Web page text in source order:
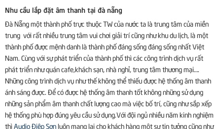
Nhu cầu lắp đặt âm thanh tại đà nẵng
Đà Nẵng một thành phố trực thuộc TW của nước ta là trung tâm của miền
trung với rất nhiều trung tâm vui chơi giải trí cũng như khu du lịch, là một
thành phố được mệnh danh là thành phố đáng sống đáng sống nhất Việt
Nam. Cùng với sự phát triển của thành phố thì các công trình dịch vụ rất
phát triển như quán cafe,khách sạn, nhà nghỉ, trung tâm thương mại….
Những công trình dịch vụ như thế không thể thiếu được hệ thống âm thanh
ánh sáng được. Để có được hệ thống âm thanh tốt không những sử dụng
những sản phẩm âm thanh chất lượng cao mà việc bố trí, cũng như sắp xếp
hệ thống phù hợp đúng yêu cầu sử dụng.Với đội ngủ nhiều năm kinh nghiệm
thì Audio Điệp Sơnluôn mang lại cho khách hàng một sự tin tưởng cũng như